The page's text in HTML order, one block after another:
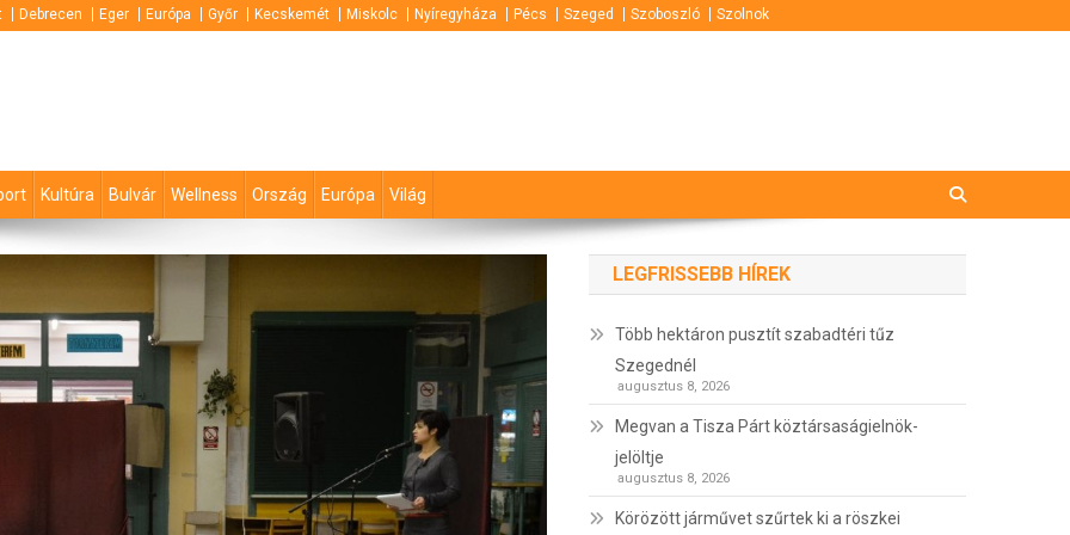
Debrecen Eger Európa Győr Kecskemét Miskolc Nyíregyháza Pécs Szeged Szoboszló Szolnok
Kultúra Bulvár Wellness Ország Európa Világ
LEGFRISSEBB HÍREK
Több hektáron pusztít szabadtéri tűz
Szegednél
augusztus 8, 2026
Megvan a Tisza Párt köztársaságielnök-
jelöltje
augusztus 8, 2026
Körözött járművet szűrtek ki a röszkei